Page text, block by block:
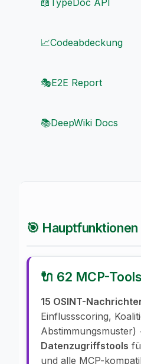
📈Codeabdeckung
🎭E2E Report
📚DeepWiki Docs
🎯 Hauptfunktionen
🔌 62 MCP-Tools
15 OSINT-
Einflussscoring,
Abstimmungsmuster)
Datenzugriffstools
und alle MCP-